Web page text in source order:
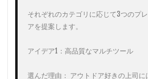
それぞれのカテゴリに応じて3つのプ
アを提案します。
アイデア1：高品質なマルチツール
選んだ理由： アウトドア好きの上司に